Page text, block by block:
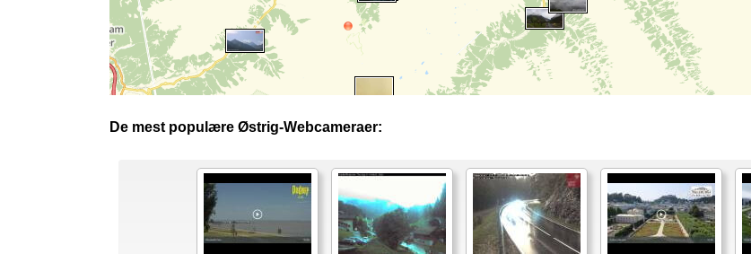
De mest populære Østrig-Webcameraer: